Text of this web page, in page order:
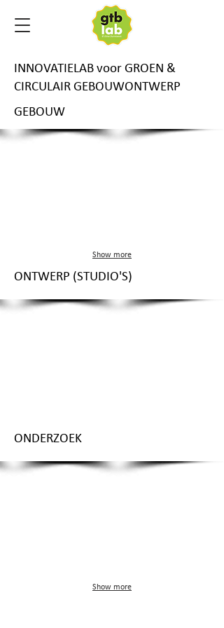
INNOVATIELAB voor GROEN &
CIRCULAIR GEBOUWONTWERP
GEBOUW
Show more
ONTWERP (STUDIO'S)
ONDERZOEK
Show more